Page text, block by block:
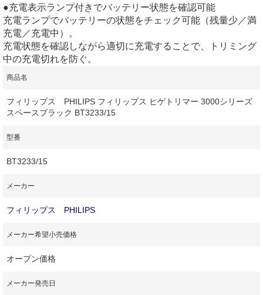
●充電表示ランプ付きでバッテリー状態を確認可能
充電ランプでバッテリーの状態をチェック可能（残量少／満
充電／充電中）。
充電状態を確認しながら適切に充電することで、トリミング
中の充電切れを防ぐ。
商品名
フィリップス PHILIPS フィリップス ヒゲトリマー 3000シリーズ
スペースブラック BT3233/15
型番
BT3233/15
メーカー
フィリップス PHILIPS
メーカー希望小売価格
オープン価格
メーカー発売日